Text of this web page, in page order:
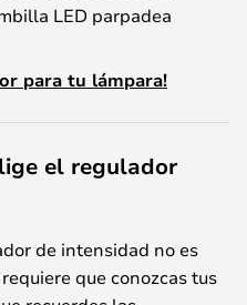
LED parpadea
para tu lámpara!
el regulador
de intensidad no es
que conozcas tus